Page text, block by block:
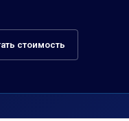
стоимость